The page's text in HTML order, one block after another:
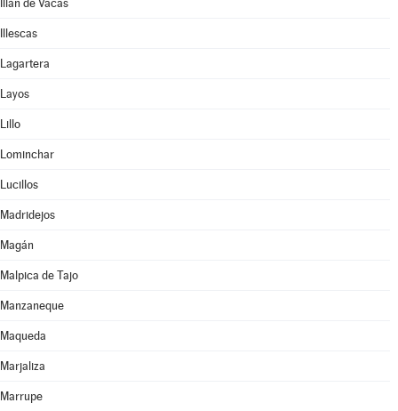
Illán de Vacas
Illescas
Lagartera
Layos
Lillo
Lominchar
Lucillos
Madridejos
Magán
Malpica de Tajo
Manzaneque
Maqueda
Marjaliza
Marrupe